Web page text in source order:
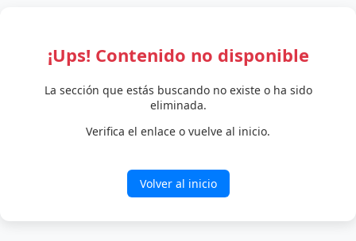
¡Ups! Contenido no disponible
La sección que estás buscando no existe o ha sido
eliminada.
Verifica el enlace o vuelve al inicio.
Volver al inicio